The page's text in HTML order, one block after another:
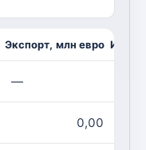
Экспорт, млн евро
—
0,00